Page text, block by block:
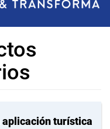
turística